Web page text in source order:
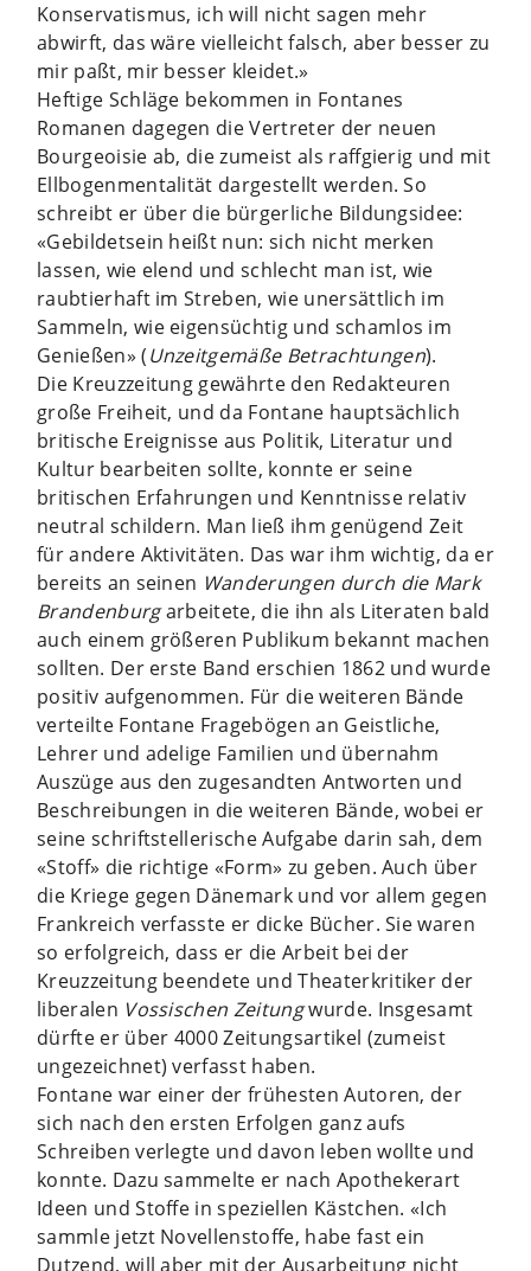
Konservatismus, ich will nicht sagen mehr
abwirft, das wäre vielleicht falsch, aber besser zu
mir paßt, mir besser kleidet.»
Heftige Schläge bekommen in Fontanes
Romanen dagegen die Vertreter der neuen
Bourgeoisie ab, die zumeist als raffgierig und mit
Ellbogenmentalität dargestellt werden. So
schreibt er über die bürgerliche Bildungsidee:
«Gebildetsein heißt nun: sich nicht merken
lassen, wie elend und schlecht man ist, wie
raubtierhaft im Streben, wie unersättlich im
Sammeln, wie eigensüchtig und schamlos im
Genießen» (Unzeitgemäße Betrachtungen).
Die Kreuzzeitung gewährte den Redakteuren
große Freiheit, und da Fontane hauptsächlich
britische Ereignisse aus Politik, Literatur und
Kultur bearbeiten sollte, konnte er seine
britischen Erfahrungen und Kenntnisse relativ
neutral schildern. Man ließ ihm genügend Zeit
für andere Aktivitäten. Das war ihm wichtig, da er
bereits an seinen Wanderungen durch die Mark
Brandenburgarbeitete, die ihn als Literaten bald
auch einem größeren Publikum bekannt machen
sollten. Der erste Band erschien 1862 und wurde
positiv aufgenommen. Für die weiteren Bände
verteilte Fontane Fragebögen an Geistliche,
Lehrer und adelige Familien und übernahm
Auszüge aus den zugesandten Antworten und
Beschreibungen in die weiteren Bände, wobei er
seine schriftstellerische Aufgabe darin sah, dem
«Stoff» die richtige «Form» zu geben. Auch über
die Kriege gegen Dänemark und vor allem gegen
Frankreich verfasste er dicke Bücher. Sie waren
so erfolgreich, dass er die Arbeit bei der
Kreuzzeitung beendete und Theaterkritiker der
liberalen Vossischen Zeitungwurde. Insgesamt
dürfte er über 4000 Zeitungsartikel (zumeist
ungezeichnet) verfasst haben.
Fontane war einer der frühesten Autoren, der
sich nach den ersten Erfolgen ganz aufs
Schreiben verlegte und davon leben wollte und
konnte. Dazu sammelte er nach Apothekerart
Ideen und Stoffe in speziellen Kästchen. «Ich
sammle jetzt Novellenstoffe, habe fast ein
Dutzend, will aber mit der Ausarbeitung nicht